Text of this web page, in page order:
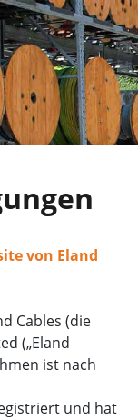
von Eland
Cables (die
(„Eland
ist nach
und hat